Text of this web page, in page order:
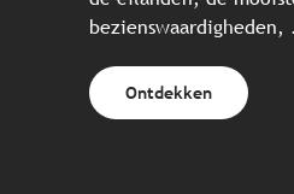
bezienswaardigheden,
Ontdekken